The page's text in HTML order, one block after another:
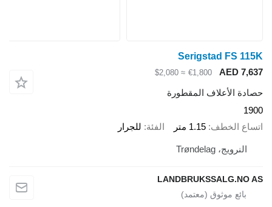
Serigstad FS 115K
AED 7,637
€1,800
≈ $2,080
حصادة الأعلاف المقطورة
1900
اتساع الخطف 1.15 متر الفئة للجرار
النرويج، Trøndelag
LANDBRUKSSALG.NO AS